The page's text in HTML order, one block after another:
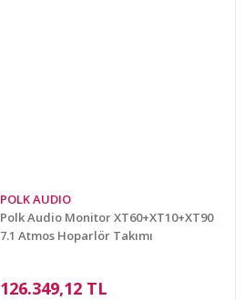
POLK AUDIO
Polk Audio Monitor XT60+XT10+XT90
7.1 Atmos Hoparlör Takımı
126.349,12 TL